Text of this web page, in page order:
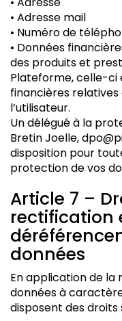
• Adresse mail
• Numéro de
• Données
des produits et
Plateforme, celle-ci
financières
l’utilisateur.
Un délégué à la
Bretin Joelle,
disposition pour
protection de vos
Article 7 –
rectification
données
En application de
données à
disposent des droits